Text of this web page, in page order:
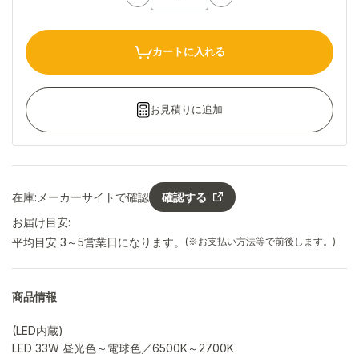
カートに入れる
お見積りに追加
在庫: メーカーサイトで確認
確認する
お届け目安:
平均目安 3～5営業日になります。
(※お支払い方法等で前後します。)
商品情報
(LED内蔵)
LED 33W 昼光色～電球色／6500K～2700K